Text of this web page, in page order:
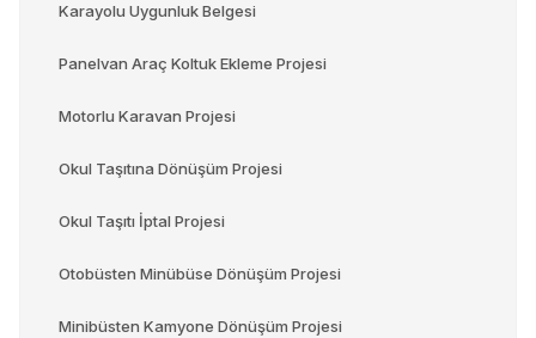
Karayolu Uygunluk Belgesi
Panelvan Araç Koltuk Ekleme Projesi
Motorlu Karavan Projesi
Okul Taşıtına Dönüşüm Projesi
Okul Taşıtı İptal Projesi
Otobüsten Minübüse Dönüşüm Projesi
Minibüsten Kamyone Dönüşüm Projesi